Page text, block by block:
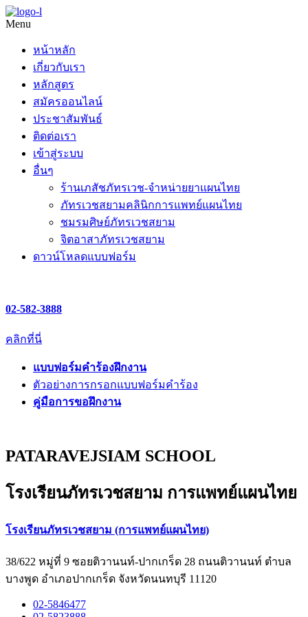
Menu
หน้าหลัก
เกี่ยวกับเรา
หลักสูตร
สมัครออนไลน์
ประชาสัมพันธ์
ติดต่อเรา
เข้าสู่ระบบ
อื่นๆ
ร้านเภสัชภัทรเวช-จำหน่ายยาแผนไทย
ภัทรเวชสยามคลินิกการแพทย์แผนไทย
ชมรมศิษย์ภัทรเวชสยาม
จิตอาสาภัทรเวชสยาม
ดาวน์โหลดแบบฟอร์ม
02-582-3888
คลิกที่นี่
แบบฟอร์มคำร้องฝึกงาน
ตัวอย่างการกรอกแบบฟอร์มคำร้อง
คู่มือการขอฝึกงาน
PATARAVEJSIAM SCHOOL
โรงเรียนภัทรเวชสยาม การแพทย์แผนไทย
โรงเรียนภัทรเวชสยาม (การแพทย์แผนไทย)
38/622 หมู่ที่ 9 ซอยติวานนท์-ปากเกร็ด 28 ถนนติวานนท์ ตำบล
บางพูด อำเภอปากเกร็ด จังหวัดนนทบุรี 11120
02-5846477